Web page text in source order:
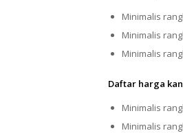
Minimalis
Minimalis
Minimalis
Daftar harga
Minimalis
Minimalis